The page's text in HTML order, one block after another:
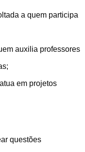
a quem participa
auxilia professores
em projetos
questões